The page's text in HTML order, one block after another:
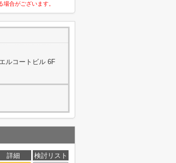
合がございます。
ルコートビル 6F
詳細
検討リスト